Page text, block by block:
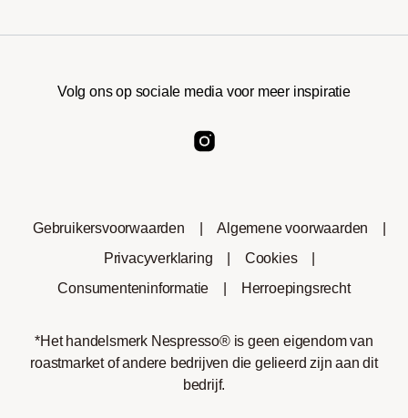
Volg ons op sociale media voor meer inspiratie
Gebruikersvoorwaarden Algemene voorwaarden
Privacyverklaring
Cookies
Consumenteninformatie
Herroepingsrecht
*Het handelsmerk Nespresso® is geen eigendom van
roastmarket of andere bedrijven die gelieerd zijn aan dit
bedrijf.